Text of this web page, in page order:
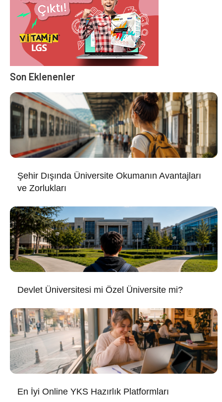
Son Eklenenler
Şehir Dışında Üniversite Okumanın Avantajları
ve Zorlukları
Devlet Üniversitesi mi Özel Üniversite mi?
En İyi Online YKS Hazırlık Platformları